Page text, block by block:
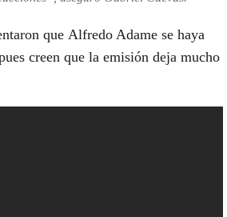
que Alfredo Adame se haya
creen que la emisión deja mucho